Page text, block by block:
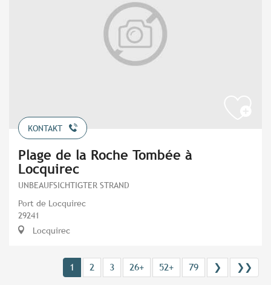
KONTAKT
Plage de la Roche Tombée à
Locquirec
UNBEAUFSICHTIGTER STRAND
Port de Locquirec
29241
Locquirec
1 2 3 26+ 52+ 79 ❯ ❯❯